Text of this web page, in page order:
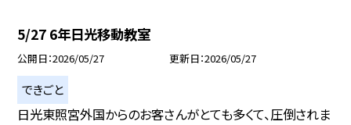
5/27 6年日光移動教室
公開日 2026/05/27 更新日 2026/05/27
できごと
日光東照宮外国からのお客さんがとても多くて、圧倒されま